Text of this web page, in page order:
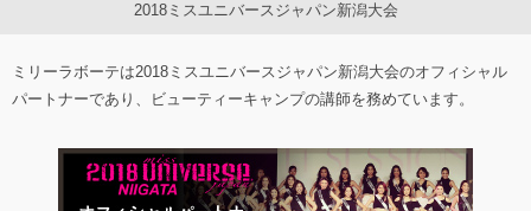
2018ミスユニバースジャパン新潟大会
ミリーラボーテは2018ミスユニバースジャパン新潟大会のオフィシャル
パートナーであり、ビューティーキャンプの講師を務めています。